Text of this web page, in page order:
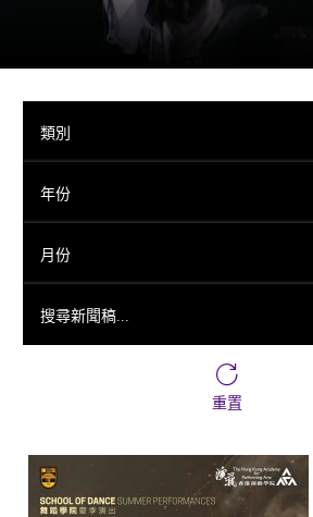
類別
年份
月份
重置